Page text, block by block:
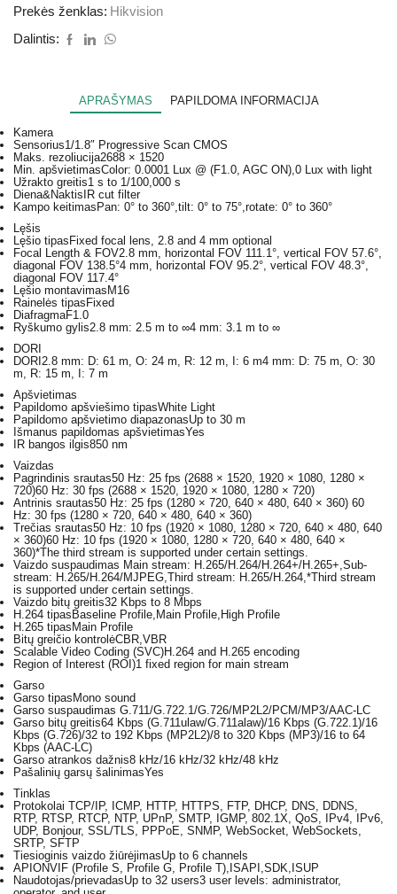
Prekės ženklas: Hikvision
Dalintis:
APRAŠYMAS PAPILDOMA INFORMACIJA
Kamera
Sensorius1/1.8″ Progressive Scan CMOS
Maks. rezoliucija2688 × 1520
Min. apšvietimasColor: 0.0001 Lux @ (F1.0, AGC ON),0 Lux with light
Užrakto greitis1 s to 1/100,000 s
Diena&Naktis IR cut filter
Kampo keitimas Pan: 0° to 360°,tilt: 0° to 75°,rotate: 0° to 360°
Lęšis
Lęšio tipas Fixed focal lens, 2.8 and 4 mm optional
Focal Length & FOV2.8 mm, horizontal FOV 111.1°, vertical FOV 57.6°,
diagonal FOV 138.5°4 mm, horizontal FOV 95.2°, vertical FOV 48.3°,
diagonal FOV 117.4°
Lęšio montavimas M16
Rainelės tipas Fixed
DiafragmaF1.0
Ryškumo gylis2.8 mm: 2.5 m to ∞4 mm: 3.1 m to ∞
DORI
DORI 2.8 mm: D: 61 m, O: 24 m, R: 12 m, I: 6 m4 mm: D: 75 m, O: 30
m, R: 15 m, I: 7 m
Apšvietimas
Papildomo apšviešimo tipasWhite Light
Papildomo apšvietimo diapazonasUp to 30 m
Išmanus papildomas apšvietimasYes
IR bangos ilgis850 nm
Vaizdas
Pagrindinis srautas50 Hz: 25 fps (2688 × 1520, 1920 × 1080, 1280 ×
720)60 Hz: 30 fps (2688 × 1520, 1920 × 1080, 1280 × 720)
Antrinis srautas50 Hz: 25 fps (1280 × 720, 640 × 480, 640 × 360) 60
Hz: 30 fps (1280 × 720, 640 × 480, 640 × 360)
Trečias srautas50 Hz: 10 fps (1920 × 1080, 1280 × 720, 640 × 480, 640
× 360)60 Hz: 10 fps (1920 × 1080, 1280 × 720, 640 × 480, 640 ×
360)*The third stream is supported under certain settings.
Vaizdo suspaudimas Main stream: H.265/H.264/H.264+/H.265+,Sub-
stream: H.265/H.264/MJPEG,Third stream: H.265/H.264,*Third stream
is supported under certain settings.
Vaizdo bitų greitis32 Kbps to 8 Mbps
H.264 tipas Baseline Profile,Main Profile,High Profile
H.265 tipas Main Profile
Bitų greičio kontrolėCBR,VBR
Scalable Video Coding (SVC)H.264 and H.265 encoding
Region of Interest (ROI)1 fixed region for main stream
Garso
Garso tipas Mono sound
Garso suspaudimas G.711/G.722.1/G.726/MP2L2/PCM/MP3/AAC-LC
Garso bitų greitis64 Kbps (G.711ulaw/G.711alaw)/16 Kbps (G.722.1)/16
Kbps (G.726)/32 to 192 Kbps (MP2L2)/8 to 320 Kbps (MP3)/16 to 64
Kbps (AAC-LC)
Garso atrankos dažnis8 kHz/16 kHz/32 kHz/48 kHz
Pašalinių garsų šalinimasYes
Tinklas
Protokolai TCP/IP, ICMP, HTTP, HTTPS, FTP, DHCP, DNS, DDNS,
RTP, RTSP, RTCP, NTP, UPnP, SMTP, IGMP, 802.1X, QoS, IPv4, IPv6,
UDP, Bonjour, SSL/TLS, PPPoE, SNMP, WebSocket, WebSockets,
SRTP, SFTP
Tiesioginis vaizdo žiūrėjimasUp to 6 channels
API ONVIF (Profile S, Profile G, Profile T),ISAPI,SDK,ISUP
Naudotojas/prievadasUp to 32 users3 user levels: administrator,